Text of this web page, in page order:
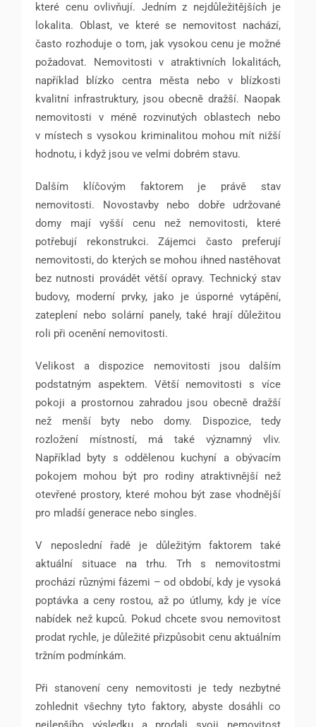
které cenu ovlivňují. Jedním z nejdůležitějších je
lokalita. Oblast, ve které se nemovitost nachází,
často rozhoduje o tom, jak vysokou cenu je možné
požadovat. Nemovitosti v atraktivních lokalitách,
například blízko centra města nebo v blízkosti
kvalitní infrastruktury, jsou obecně dražší. Naopak
nemovitosti v méně rozvinutých oblastech nebo
v místech s vysokou kriminalitou mohou mít nižší
hodnotu, i když jsou ve velmi dobrém stavu.
Dalším klíčovým faktorem je právě stav
nemovitosti. Novostavby nebo dobře udržované
domy mají vyšší cenu než nemovitosti, které
potřebují rekonstrukci. Zájemci často preferují
nemovitosti, do kterých se mohou ihned nastěhovat
bez nutnosti provádět větší opravy. Technický stav
budovy, moderní prvky, jako je úsporné vytápění,
zateplení nebo solární panely, také hrají důležitou
roli při ocenění nemovitosti.
Velikost a dispozice nemovitosti jsou dalším
podstatným aspektem. Větší nemovitosti s více
pokoji a prostornou zahradou jsou obecně dražší
než menší byty nebo domy. Dispozice, tedy
rozložení místností, má také významný vliv.
Například byty s oddělenou kuchyní a obývacím
pokojem mohou být pro rodiny atraktivnější než
otevřené prostory, které mohou být zase vhodnější
pro mladší generace nebo singles.
V neposlední řadě je důležitým faktorem také
aktuální situace na trhu. Trh s nemovitostmi
prochází různými fázemi – od období, kdy je vysoká
poptávka a ceny rostou, až po útlumy, kdy je více
nabídek než kupců. Pokud chcete svou nemovitost
prodat rychle, je důležité přizpůsobit cenu aktuálním
tržním podmínkám.
Při stanovení ceny nemovitosti je tedy nezbytné
zohlednit všechny tyto faktory, abyste dosáhli co